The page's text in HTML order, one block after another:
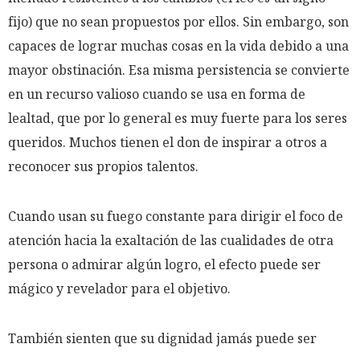
fijo) que no sean propuestos por ellos. Sin embargo, son
capaces de lograr muchas cosas en la vida debido a una
mayor obstinación. Esa misma persistencia se convierte
en un recurso valioso cuando se usa en forma de
lealtad, que por lo general es muy fuerte para los seres
queridos. Muchos tienen el don de inspirar a otros a
reconocer sus propios talentos.
Cuando usan su fuego constante para dirigir el foco de
atención hacia la exaltación de las cualidades de otra
persona o admirar algún logro, el efecto puede ser
mágico y revelador para el objetivo.
También sienten que su dignidad jamás puede ser